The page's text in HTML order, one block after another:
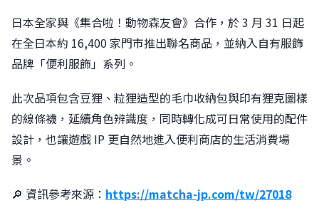
日本全家與《集合啦！動物森友會》合作，於 3 月 31 日起
在全日本約 16,400 家門市推出聯名商品，並納入自有服飾
品牌「便利服飾」系列。
此次品項包含豆狸、粒狸造型的毛巾收納包與印有狸克圖樣
的線條襪，延續角色辨識度，同時轉化成可日常使用的配件
設計，也讓遊戲 IP 更自然地進入便利商店的生活消費場
景。
🔎 資訊參考來源： https://matcha-jp.com/tw/27018